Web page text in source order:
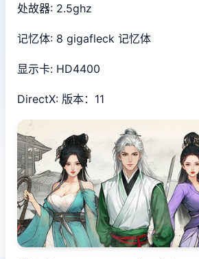
处故器: 2.5ghz
记忆体: 8 gigafleck 记忆体
显示卡: HD4400
DirectX: 版本：11